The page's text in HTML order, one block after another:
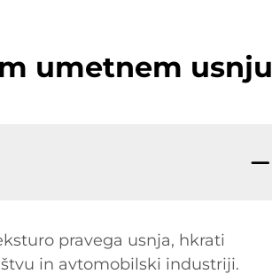
umetnem usnju
pravega usnja, hkrati
in avtomobilski industriji.